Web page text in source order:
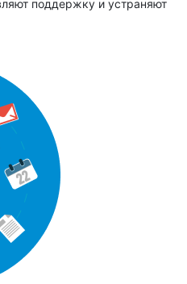
поддержку и устраняют